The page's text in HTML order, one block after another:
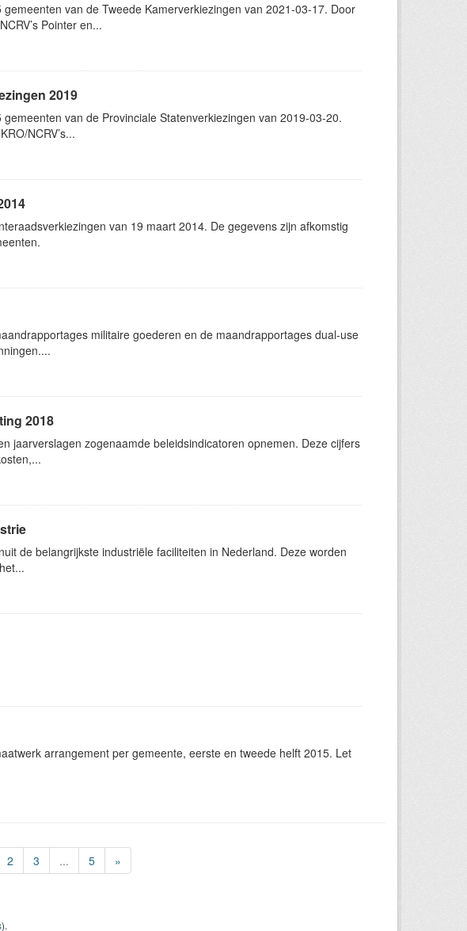
van de Tweede Kamerverkiezingen van 2021-03-17. Door
Pointer en...
2019
van de Provinciale Statenverkiezingen van 2019-03-20.
NCRV’s...
van 19 maart 2014. De gegevens zijn afkomstig
militaire goederen en de maandrapportages dual-use
2018
jaarverslagen zogenaamde beleidsindicatoren opnemen. Deze cijfers
de belangrijkste industriële faciliteiten in Nederland. Deze worden
arrangement per gemeente, eerste en tweede helft 2015. Let
2 3 ... 5 »
).